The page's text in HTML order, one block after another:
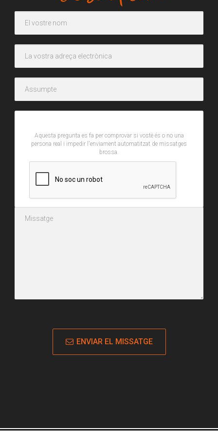
Aquesta pregunta es fa per comprovar si vostè és o no una
persona real i impedir l'enviament automatitzat de missatges
brossa.
ENVIAR EL MISSATGE